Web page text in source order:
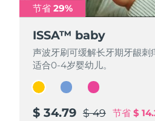
节省 29%
ISSA™ baby
声波牙刷可缓解长牙期牙龈刺
适合0-4岁婴幼儿。
$ 34.79 $ 49 节省 $
节省 29%
ISSA™ baby
声波牙刷可缓解长牙期牙龈刺
适合0-4岁婴幼儿。
$ 34.79 $ 49 节省 $
节省 29%
ISSA™ baby
声波牙刷可缓解长牙期牙龈刺
适合0-4岁婴幼儿。
$ 34.79 $ 49 节省 $